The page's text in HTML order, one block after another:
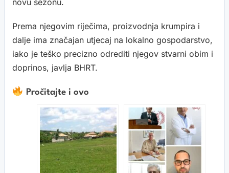
novu sezonu.
Prema njegovim riječima, proizvodnja krumpira i
dalje ima značajan utjecaj na lokalno gospodarstvo,
iako je teško precizno odrediti njegov stvarni obim i
doprinos, javlja BHRT.
Pročitajte i ovo